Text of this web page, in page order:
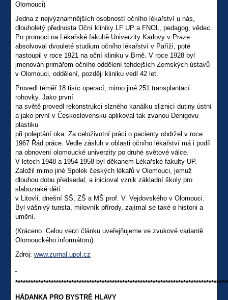
Olomouci)
Jedna z nejvýznamnějších osobností očního lékařství u nás,
dlouholetý přednosta Oční kliniky LF UP a FNOL, pedagog, vědec.
Po promoci na Lékařské fakultě Univerzity Karlovy v Praze
absolvoval dvouleté studium očního lékařství v Paříži, poté
nastoupil v roce 1921 na oční kliniku v Brně. V roce 1928 byl
jmenován primářem očního oddělení tehdejších Zemských ústavů
v Olomouci, oddělení, později kliniku vedl 42 let.
Provedl téměř 18 tisíc operací, mimo jiné 251 transplantací
rohovky. Jako první
na světě provedl rekonstrukci slzného kanálku sliznicí dutiny ústní
a jako první v Československu aplikoval tak zvanou Denigovu
plastiku
při poleptání oka. Za celoživotní práci o pacienty obdržel v roce
1967 Řád práce. Vedle zásluh v oblasti očního lékařství má i podíl
na obnovení olomoucké univerzity po druhé světové válce.
V letech 1948 a 1954-1958 byl děkanem Lékařské fakulty UP.
Založil mimo jiné Spolek českých lékařů v Olomouci, jemuž
dlouhou dobu předsedal, a inicioval vznik základní školy pro
slabozraké děti
v Litovli, dnešní SŠ, ZŠ a MŠ prof. V. Vejdovského v Olomouci.
Byl vášnivý turista, milovník přírody, zajímal se také o historii a
umění.
(Kráceno. Celou verzi článku uveřejňujeme ve zvukové variantě
Olomouckého informátoru)
Zdroj: www.zurnal.upol.cz
HÁDANKA PRO BYSTRÉ HLAVY